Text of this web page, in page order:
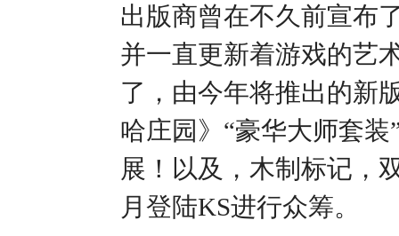
出版商曾在不久前宣布
并一直更新着游戏的艺
了，由今年将推出的新
哈庄园》“豪华大师套
展！以及，木制标记，
月登陆KS进行众筹。